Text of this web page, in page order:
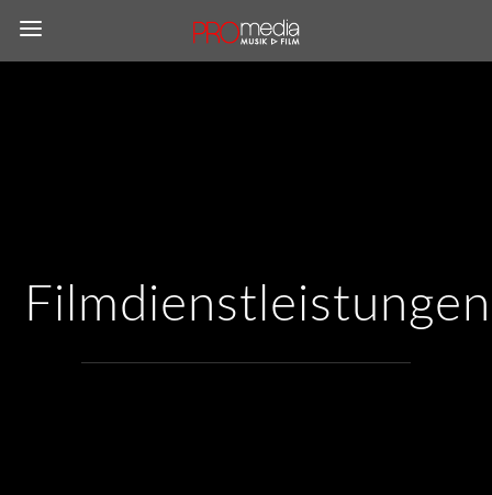
Filmdienstleistungen